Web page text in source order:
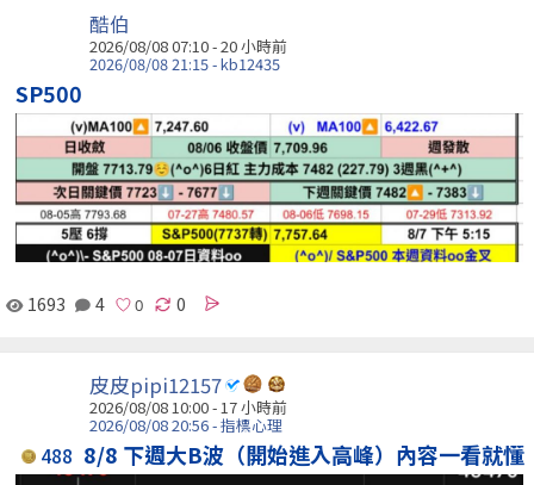
酷伯
2026/08/08 07:10 -20 小時前
2026/08/08 21:15 - kb12435
SP500
1693 4 0
皮皮pipi12157
2026/08/08 10:00 -17 小時前
2026/08/08 20:56 - 指標心理
488 8/8 下週大B波（開始進入高峰）內容一看就懂